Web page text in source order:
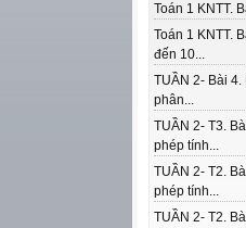
Toán 1 KNTT.
Toán 1 KNTT.
đến 10...
TUẦN 2- Bài
phân...
TUẦN 2- T3.
phép tính...
TUẦN 2- T2.
phép tính...
TUẦN 2- T2.